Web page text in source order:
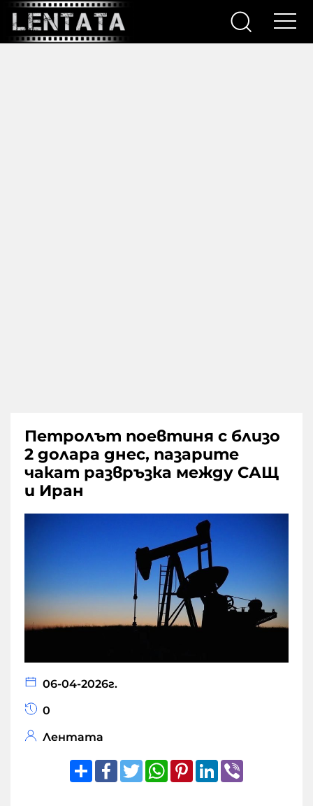
Петролът поевтиня с близо
2 долара днес, пазарите
чакат развръзка между САЩ
и Иран
06-04-2026г.
0
Лентата
ShareFacebook
TwitterWhatsApp
Pinterest
LinkedIn